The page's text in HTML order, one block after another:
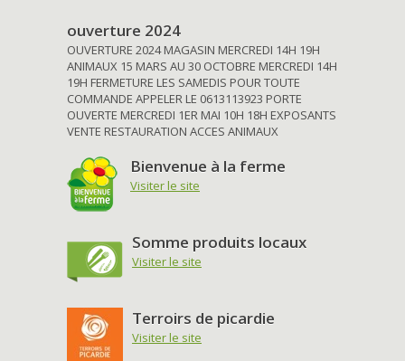
ouverture 2024
OUVERTURE 2024 MAGASIN MERCREDI 14H 19H
ANIMAUX 15 MARS AU 30 OCTOBRE MERCREDI 14H
19H FERMETURE LES SAMEDIS POUR TOUTE
COMMANDE APPELER LE 0613113923 PORTE
OUVERTE MERCREDI 1ER MAI 10H 18H EXPOSANTS
VENTE RESTAURATION ACCES ANIMAUX
Bienvenue à la ferme
Visiter le site
Somme produits locaux
Visiter le site
Terroirs de picardie
Visiter le site